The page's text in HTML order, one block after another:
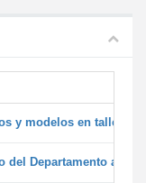
y modelos en
del Departamento a la